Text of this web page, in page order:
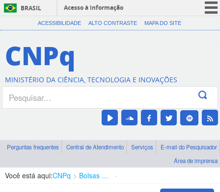
BRASIL
Acesso à informação
CORONAVÍRUS (COVID-19)
Canais
ACESSIBILIDADE ALTO CONTRASTE MAPA DO SITE
CNPq
MINISTÉRIO DA CIÊNCIA, TECNOLOGIA E INOVAÇÕES
Perguntas frequentes Central de Atendimento Serviços
E-mail do Pesquisador
Área de imprensa
Você está aqui:CNPq Bolsas e Auxílios Vigentes